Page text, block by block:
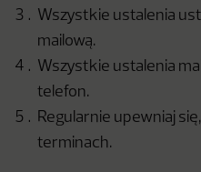
Wszystkie ustalenia
mailową.
Wszystkie ustalenia
telefon.
Regularnie upewniaj
terminach.